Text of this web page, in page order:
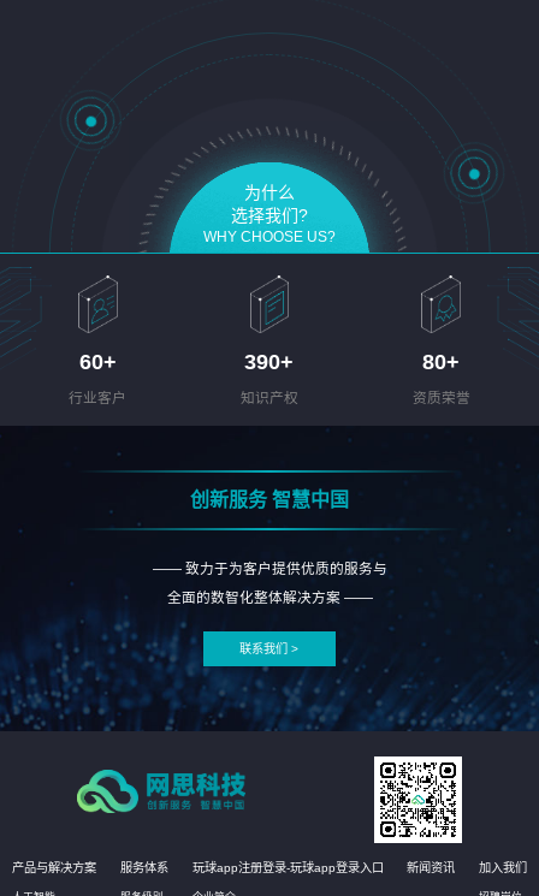
为什么
选择我们?
WHY CHOOSE US?
60+
行业客户
390+
知识产权
80+
资质荣誉
创新服务 智慧中国
—— 致力于为客户提供优质的服务与
全面的数智化整体解决方案 ——
联系我们 >
产品与解决方案 服务体系 玩球app注册登录-玩球app登录入口 新闻资讯 加入我们